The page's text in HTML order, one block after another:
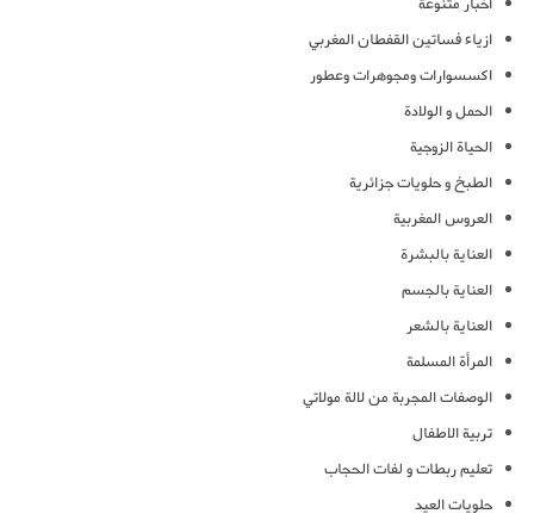
ازياء فساتين القفطان المغربي
اكسسوارات ومجوهرات وعطور
الحمل و الولادة
الحياة الزوجية
الطبخ و حلويات جزائرية
العروس المغربية
العناية بالبشرة
العناية بالجسم
العناية بالشعر
المرأة المسلمة
الوصفات المجربة من لالة مولاتي
تربية الاطفال
تعليم ربطات و لفات الحجاب
حلويات العيد